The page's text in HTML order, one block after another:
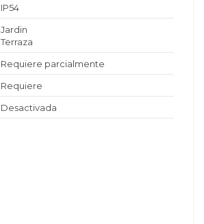
IP54
Jardin
Terraza
Requiere parcialmente
Requiere
Desactivada